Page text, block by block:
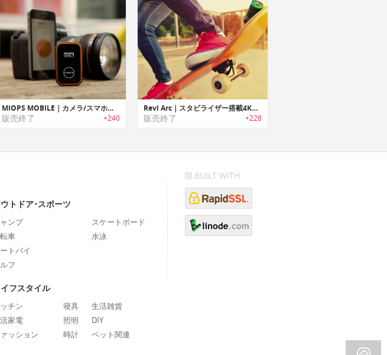
MIOPS MOBILE｜カメラ/スマホをコントロール可能なスマートリモートカメラコントローラー「マイオップスモバイル」
販売終了 +240
Revl Arc｜スタビライザー搭載4Kアクションカメラ「レブルアーク」
販売終了 +228
トドア･スポーツ
ンプ
車
トバイ
フ
スケートボード
水泳
フスタイル
チン
家電
ッション
寝具
照明
時計
生活雑貨
DIY
ペット関連
BUILT WITH